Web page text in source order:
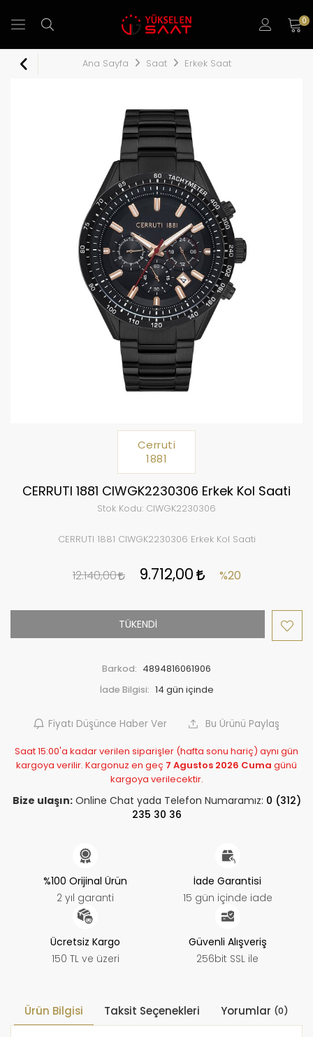
0
Ana Sayfa Saat Erkek Saat
Cerruti
1881
CERRUTI 1881 CIWGK2230306 Erkek Kol Saati
Stok Kodu: CIWGK2230306
CERRUTI 1881 CIWGK2230306 Erkek Kol Saati
12.140,00 9.712,00 %20
TÜKENDİ
Barkod: 4894816061906
İade Bilgisi:
Fiyatı Düşünce Haber Ver Bu Ürünü Paylaş
Saat 15:00'a kadar verilen siparişler (hafta sonu hariç) aynı gün
kargoya verilir. Kargonuz en geç 7 Agustos 2026 Cuma günü
kargoya verilecektir.
Bize ulaşın:Online Chat yada Telefon Numaramız: 0 (312)
235 30 36
%100 Orijinal Ürün
2 yıl garanti
İade Garantisi
15 gün içinde iade
Ücretsiz Kargo
150 TL ve üzeri
Güvenli Alışveriş
256bit SSL ile
Ürün Bilgisi Taksit Seçenekleri Yorumlar (0)